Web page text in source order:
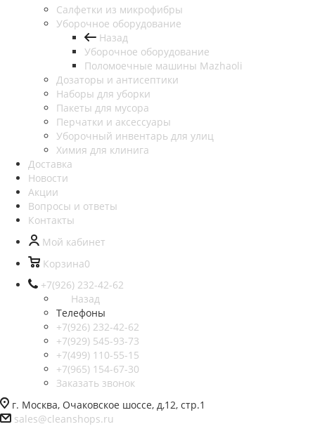
Салфетки из микрофибры
Уборочное оборудование
Назад
Уборочное оборудование
Поломоечные машины Mazhaoli
Дозаторы и антисептики
Наборы для уборки
Пакеты для мусора
Перчатки и аксессуары
Уборочный инвентарь для улиц
Химия для клинига
Доставка
Новости
Акции
Вопросы и ответы
Контакты
Мой кабинет
Корзина0
+7(926) 232-42-62
Назад
Телефоны
+7(926) 232-42-62
+7(929) 545-93-73
+7(499) 110-55-15
+7(965) 154-67-30
Заказать звонок
г. Москва, Очаковское шоссе, д,12, стр.1
sales@cleanshops.ru